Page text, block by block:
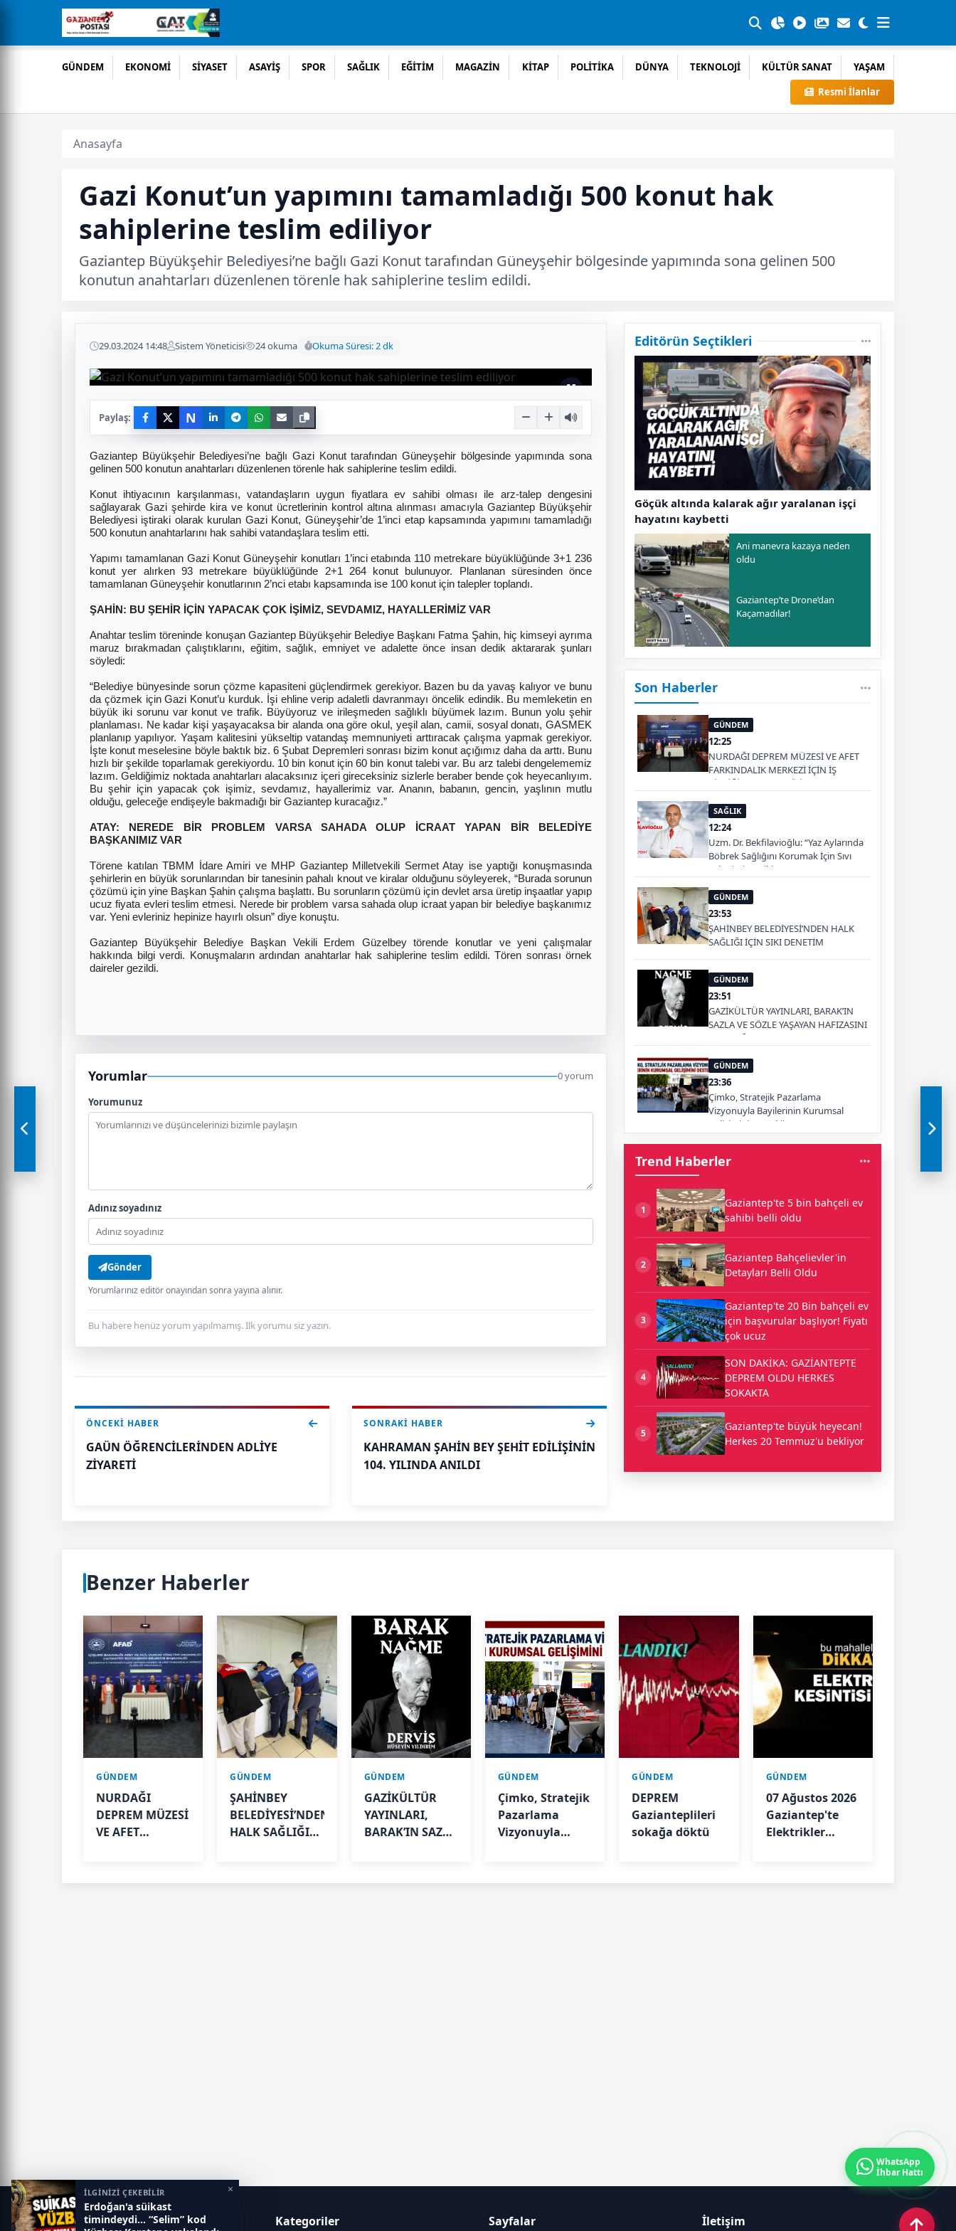
GÜNDEM EKONOMİ SİYASET ASAYİŞ SPOR SAĞLIK EĞİTİM MAGAZİN KİTAP POLİTİKA DÜNYA TEKNOLOJİ KÜLTÜR SANAT
YAŞAM
Resmi İlanlar
Anasayfa
Gazi Konut’un yapımını tamamladığı 500 konut hak
sahiplerine teslim ediliyor
Gaziantep Büyükşehir Belediyesi’ne bağlı Gazi Konut tarafından Güneyşehir bölgesinde yapımında sona gelinen 500
konutun anahtarları düzenlenen törenle hak sahiplerine teslim edildi.
29.03.2024 14:48 Sistem Yöneticisi 24 okuma Okuma Süresi: 2 dk
Paylaş: N
Gaziantep Büyükşehir Belediyesi’ne bağlı Gazi Konut tarafından Güneyşehir bölgesinde yapımında sona
gelinen 500 konutun anahtarları düzenlenen törenle hak sahiplerine teslim edildi.
Konut ihtiyacının karşılanması, vatandaşların uygun fiyatlara ev sahibi olması ile arz-talep dengesini
sağlayarak Gazi şehirde kira ve konut ücretlerinin kontrol altına alınması amacıyla Gaziantep Büyükşehir
Belediyesi iştiraki olarak kurulan Gazi Konut, Güneyşehir’de 1’inci etap kapsamında yapımını tamamladığı
500 konutun anahtarlarını hak sahibi vatandaşlara teslim etti.
Yapımı tamamlanan Gazi Konut Güneyşehir konutları 1’inci etabında 110 metrekare büyüklüğünde 3+1 236
konut yer alırken 93 metrekare büyüklüğünde 2+1 264 konut bulunuyor. Planlanan süresinden önce
tamamlanan Güneyşehir konutlarının 2’nci etabı kapsamında ise 100 konut için talepler toplandı.
ŞAHİN: BU ŞEHİR İÇİN YAPACAK ÇOK İŞİMİZ, SEVDAMIZ, HAYALLERİMİZ VAR
Anahtar teslim töreninde konuşan Gaziantep Büyükşehir Belediye Başkanı Fatma Şahin, hiç kimseyi ayrıma
maruz bırakmadan çalıştıklarını, eğitim, sağlık, emniyet ve adalette önce insan dedik aktararak şunları
söyledi:
“Belediye bünyesinde sorun çözme kapasiteni güçlendirmek gerekiyor. Bazen bu da yavaş kalıyor ve bunu
da çözmek için Gazi Konut’u kurduk. İşi ehline verip adaletli davranmayı öncelik edindik. Bu memleketin en
büyük iki sorunu var konut ve trafik. Büyüyoruz ve irileşmeden sağlıklı büyümek lazım. Bunun yolu şehir
planlaması. Ne kadar kişi yaşayacaksa bir alanda ona göre okul, yeşil alan, camii, sosyal donatı, GASMEK
planlanıp yapılıyor. Yaşam kalitesini yükseltip vatandaş memnuniyeti arttıracak çalışma yapmak gerekiyor.
İşte konut meselesine böyle baktık biz. 6 Şubat Depremleri sonrası bizim konut açığımız daha da arttı. Bunu
hızlı bir şekilde toparlamak gerekiyordu. 10 bin konut için 60 bin konut talebi var. Bu arz talebi dengelememiz
lazım. Geldiğimiz noktada anahtarları alacaksınız içeri gireceksiniz sizlerle beraber bende çok heyecanlıyım.
Bu şehir için yapacak çok işimiz, sevdamız, hayallerimiz var. Ananın, babanın, gencin, yaşlının mutlu
olduğu, geleceğe endişeyle bakmadığı bir Gaziantep kuracağız.”
ATAY: NEREDE BİR PROBLEM VARSA SAHADA OLUP İCRAAT YAPAN BİR BELEDİYE
BAŞKANIMIZ VAR
Törene katılan TBMM İdare Amiri ve MHP Gaziantep Milletvekili Sermet Atay ise yaptığı konuşmasında
şehirlerin en büyük sorunlarından bir tanesinin pahalı knout ve kiralar olduğunu söyleyerek, “Burada sorunun
çözümü için yine Başkan Şahin çalışma başlattı. Bu sorunların çözümü için devlet arsa üretip inşaatlar yapıp
ucuz fiyata evleri teslim etmesi. Nerede bir problem varsa sahada olup icraat yapan bir belediye başkanımız
var. Yeni evleriniz hepinize hayırlı olsun” diye konuştu.
Gaziantep Büyükşehir Belediye Başkan Vekili Erdem Güzelbey törende konutlar ve yeni çalışmalar
hakkında bilgi verdi. Konuşmaların ardından anahtarlar hak sahiplerine teslim edildi. Tören sonrası örnek
daireler gezildi.
Yorumlar 0 yorum
Yorumunuz
Adınız soyadınız
Gönder
Yorumlarınız editör onayından sonra yayına alınır.
Bu habere henüz yorum yapılmamış. İlk yorumu siz yazın.
ÖNCEKI HABER
GAÜN ÖĞRENCİLERİNDEN ADLİYE
ZİYARETİ
SONRAKI HABER
KAHRAMAN ŞAHİN BEY ŞEHİT EDİLİŞİNİN
104. YILINDA ANILDI
Editörün Seçtikleri
Göçük altında kalarak ağır yaralanan işçi
hayatını kaybetti
Ani manevra kazaya neden
oldu
Gaziantep’te Drone’dan
Kaçamadılar!
Son Haberler
GÜNDEM
12:25
NURDAĞI DEPREM MÜZESİ VE AFET
FARKINDALIK MERKEZİ İÇİN İŞ
BİRLİĞİ PROTOKOLÜ İMZALANDI
SAĞLIK
12:24
Uzm. Dr. Bekfilavioğlu: “Yaz Aylarında
Böbrek Sağlığını Korumak İçin Sıvı
Tüketimine Dikkat”
GÜNDEM
23:53
ŞAHİNBEY BELEDİYESİ’NDEN HALK
SAĞLIĞI İÇİN SIKI DENETİM
GÜNDEM
23:51
GAZİKÜLTÜR YAYINLARI, BARAK’IN
SAZLA VE SÖZLE YAŞAYAN HAFIZASINI
GELECEĞE TAŞIYOR
GÜNDEM
23:36
Çimko, Stratejik Pazarlama
Vizyonuyla Bayilerinin Kurumsal
Gelişimini Destekliyor
Trend Haberler
1
Gaziantep'te 5 bin bahçeli ev
sahibi belli oldu
2
Gaziantep Bahçelievler'in
Detayları Belli Oldu
3
Gaziantep'te 20 Bin bahçeli ev
için başvurular başlıyor! Fiyatı
çok ucuz
4
SON DAKİKA: GAZİANTEPTE
DEPREM OLDU HERKES
SOKAKTA
5
Gaziantep'te büyük heyecan!
Herkes 20 Temmuz'u bekliyor
Benzer Haberler
GÜNDEM
NURDAĞI
DEPREM MÜZESİ
VE AFET
GÜNDEM
ŞAHİNBEY
BELEDİYESİ’NDEN
HALK SAĞLIĞI
GÜNDEM
GAZİKÜLTÜR
YAYINLARI,
BARAK’IN SAZLA
GÜNDEM
Çimko, Stratejik
Pazarlama
Vizyonuyla
GÜNDEM
DEPREM
Gazianteplileri
sokağa döktü
GÜNDEM
07 Ağustos 2026
Gaziantep'te
Elektrikler
İLGİNİZİ ÇEKEBİLİR
Erdoğan'a süikast
timindeydi... “Selim” kod
×
Gaziantep Postası Kategoriler Sayfalar İletişim
WhatsApp
İhbar Hattı